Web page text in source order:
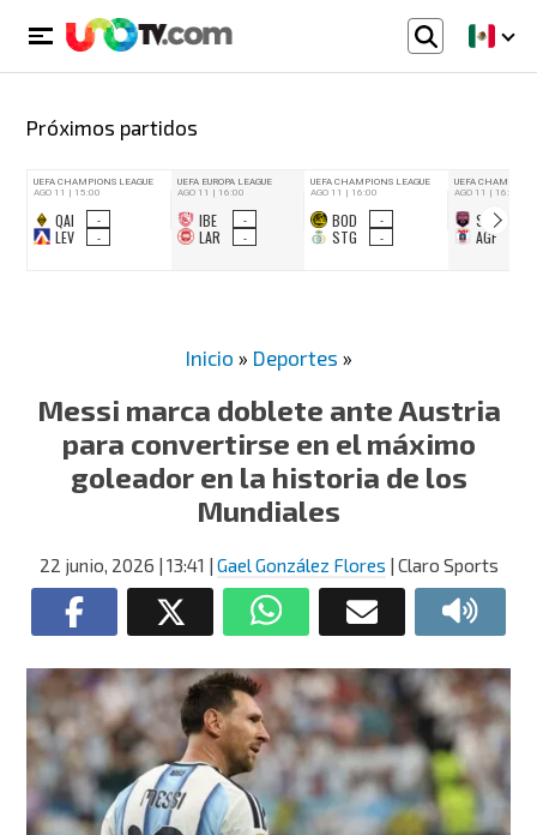
Próximos partidos
Inicio » Deportes »
Messi marca doblete ante Austria
para convertirse en el máximo
goleador en la historia de los
Mundiales
22 junio, 2026 | 13:41 | Gael González Flores | Claro Sports